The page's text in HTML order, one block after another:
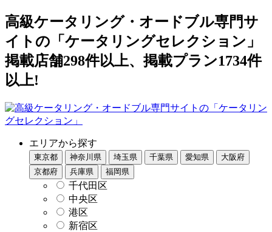
高級ケータリング・オードブル専門サ
イトの「ケータリングセレクション」
掲載店舗298件以上、掲載プラン1734件
以上!
エリアから探す
東京都 神奈川県 埼玉県 千葉県 愛知県
大阪府
京都府
兵庫県 福岡県
千代田区
中央区
港区
新宿区